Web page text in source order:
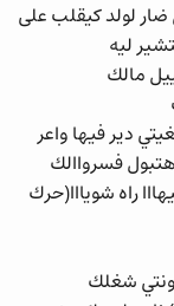
لولد كيقلب على
ليه
مالك
دير فيها واعر
فسرواالك
راه شويااا(حرك
شغلك